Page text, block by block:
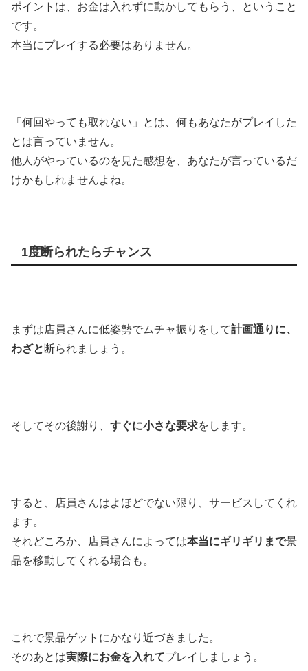
ポイントは、お金は入れずに動かしてもらう、ということ
です。
本当にプレイする必要はありません。
「何回やっても取れない」とは、何もあなたがプレイした
とは言っていません。
他人がやっているのを見た感想を、あなたが言っているだ
けかもしれませんよね。
1度断られたらチャンス
まずは店員さんに低姿勢でムチャ振りをして計画通りに、
わざと 断られましょう。
そしてその後謝り、 すぐに小さな要求をします。
すると、店員さんはよほどでない限り、サービスしてくれ
ます。
それどころか、店員さんによっては本当にギリギリまで景
品を移動してくれる場合も。
これで景品ゲットにかなり近づきました。
そのあとは実際にお金を入れてプレイしましょう。